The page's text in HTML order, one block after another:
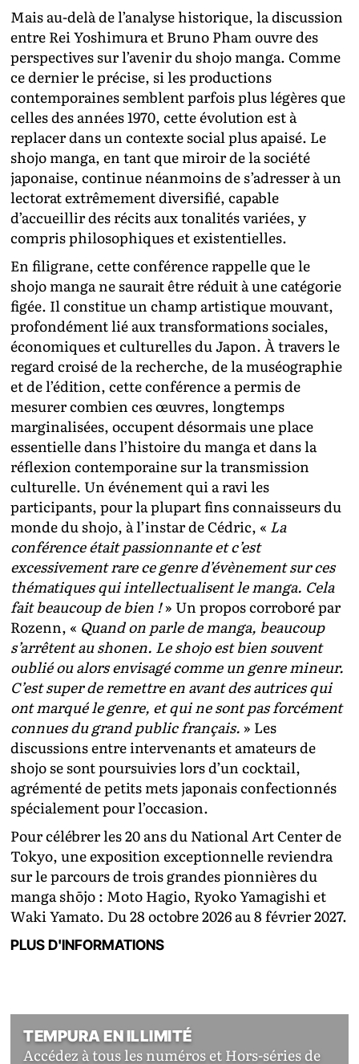
Mais au-delà de l’analyse historique, la discussion
entre Rei Yoshimura et Bruno Pham ouvre des
perspectives sur l’avenir du shojo manga. Comme
ce dernier le précise, si les productions
contemporaines semblent parfois plus légères que
celles des années 1970, cette évolution est à
replacer dans un contexte social plus apaisé. Le
shojo manga, en tant que miroir de la société
japonaise, continue néanmoins de s’adresser à un
lectorat extrêmement diversifié, capable
d’accueillir des récits aux tonalités variées, y
compris philosophiques et existentielles.
En filigrane, cette conférence rappelle que le
shojo manga ne saurait être réduit à une catégorie
figée. Il constitue un champ artistique mouvant,
profondément lié aux transformations sociales,
économiques et culturelles du Japon. À travers le
regard croisé de la recherche, de la muséographie
et de l’édition, cette conférence a permis de
mesurer combien ces œuvres, longtemps
marginalisées, occupent désormais une place
essentielle dans l’histoire du manga et dans la
réflexion contemporaine sur la transmission
culturelle. Un événement qui a ravi les
participants, pour la plupart fins connaisseurs du
monde du shojo, à l’instar de Cédric, « La
conférence était passionnante et c’est
excessivement rare ce genre d’évènement sur ces
thématiques qui intellectualisent le manga. Cela
fait beaucoup de bien !» Un propos corroboré par
Rozenn, « Quand on parle de manga, beaucoup
s’arrêtent au shonen. Le shojo est bien souvent
oublié ou alors envisagé comme un genre mineur.
C’est super de remettre en avant des autrices qui
ont marqué le genre, et qui ne sont pas forcément
connues du grand public français.» Les
discussions entre intervenants et amateurs de
shojo se sont poursuivies lors d’un cocktail,
agrémenté de petits mets japonais confectionnés
spécialement pour l’occasion.
Pour célébrer les 20 ans du National Art Center de
Tokyo, une exposition exceptionnelle reviendra
sur le parcours de trois grandes pionnières du
manga shōjo : Moto Hagio, Ryoko Yamagishi et
Waki Yamato. Du 28 octobre 2026 au 8 février 2027.
PLUS D'INFORMATIONS
TEMPURA EN ILLIMITÉ
Accédez à tous les numéros et Hors-séries de